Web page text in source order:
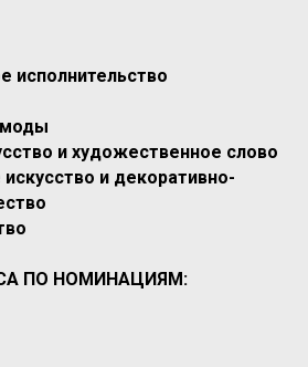
исполнительство
и художественное слово
и декоративно-
ПО НОМИНАЦИЯМ: